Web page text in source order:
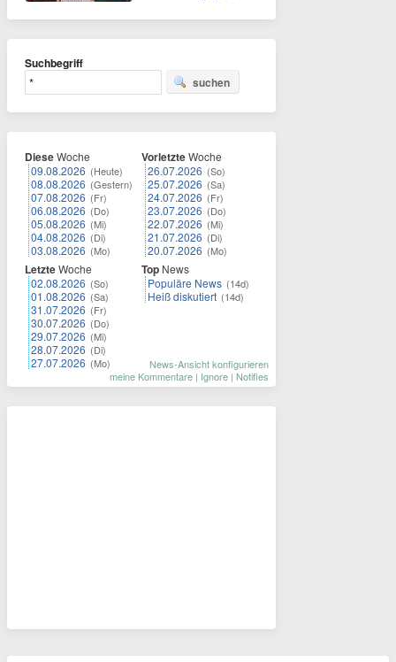
Suchbegriff
suchen
DieseWoche
09.08.2026 (Heute)
08.08.2026 (Gestern)
07.08.2026 (Fr)
06.08.2026 (Do)
05.08.2026 (Mi)
04.08.2026 (Di)
03.08.2026 (Mo)
LetzteWoche
02.08.2026 (So)
01.08.2026 (Sa)
31.07.2026 (Fr)
30.07.2026 (Do)
29.07.2026 (Mi)
28.07.2026 (Di)
27.07.2026 (Mo)
VorletzteWoche
26.07.2026 (So)
25.07.2026 (Sa)
24.07.2026 (Fr)
23.07.2026 (Do)
22.07.2026 (Mi)
21.07.2026 (Di)
20.07.2026 (Mo)
Top News
Populäre News (14d)
Heiß diskutiert (14d)
News-Ansicht konfigurieren
meine Kommentare | Ignore | Notifies